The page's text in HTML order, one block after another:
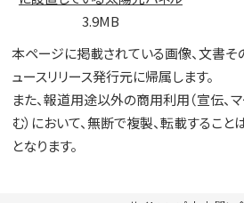
3.9MB
本ページに掲載されている画像、文書
ュースリリース発行元に帰属します。
また、報道用途以外の商用利用（宣伝、
む）において、無断で複製、転載するこ
となります。